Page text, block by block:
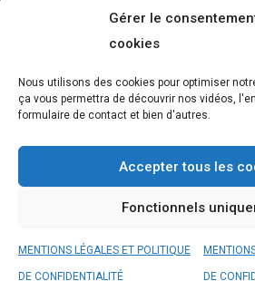
Gérer le
cookies
Nous utilisons des cookies pour optimiser
ça vous permettra de découvrir nos vidéos,
formulaire de contact et bien d'autres.
Accepter tous les
Fonctionnels
MENTIONS LÉGALES ET POLITIQUE
DE CONFIDENTIALITÉ DE
44600 Saint Nazaire
Le Bistrot du Grand
Mentions légales
©